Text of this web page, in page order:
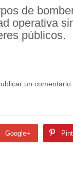
de
operativa
públicos.
un comentario.
Google+